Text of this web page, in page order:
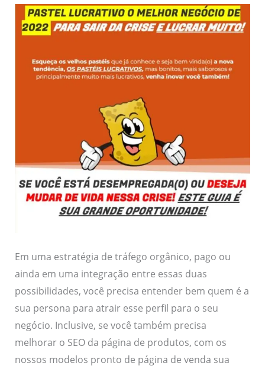
Em uma estratégia de tráfego orgânico, pago ou
ainda em uma integração entre essas duas
possibilidades, você precisa entender bem quem é a
sua persona para atrair esse perfil para o seu
negócio. Inclusive, se você também precisa
melhorar o SEO da página de produtos, com os
nossos modelos pronto de página de venda sua